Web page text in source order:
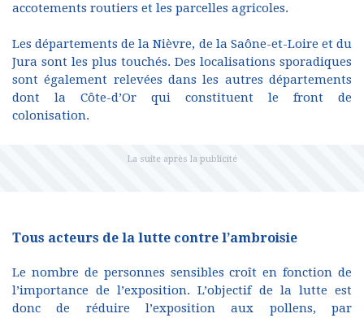
accotements routiers et les parcelles agricoles.
Les départements de la Nièvre, de la Saône-et-Loire et du
Jura sont les plus touchés. Des localisations sporadiques
sont également relevées dans les autres départements
dont la Côte-d’Or qui constituent le front de
colonisation.
Tous acteurs de la lutte contre l’ambroisie
Le nombre de personnes sensibles croît en fonction de
l’importance de l’exposition. L’objectif de la lutte est
donc de réduire l’exposition aux pollens, par